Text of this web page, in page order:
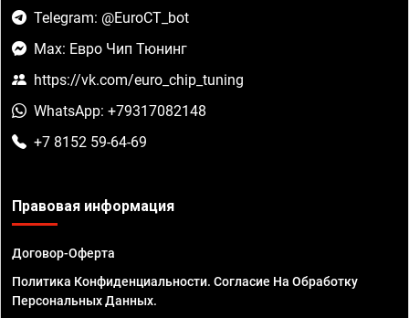
Telegram: @EuroCT_bot
Max: Евро Чип Тюнинг
https://vk.com/euro_chip_tuning
WhatsApp: +79317082148
+7 8152 59-64-69
Правовая информация
Договор-Оферта
Политика Конфиденциальности. Согласие На Обработку
Персональных Данных.